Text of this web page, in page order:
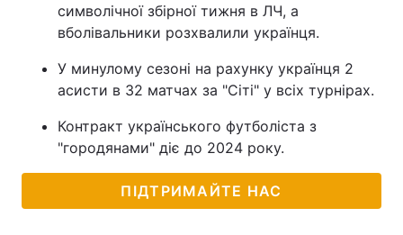
символічної збірної тижня в ЛЧ, а
вболівальники розхвалили українця.
У минулому сезоні на рахунку українця 2
асисти в 32 матчах за "Сіті" у всіх турнірах.
Контракт українського футболіста з
"городянами" діє до 2024 року.
ПІДТРИМАЙТЕ НАС